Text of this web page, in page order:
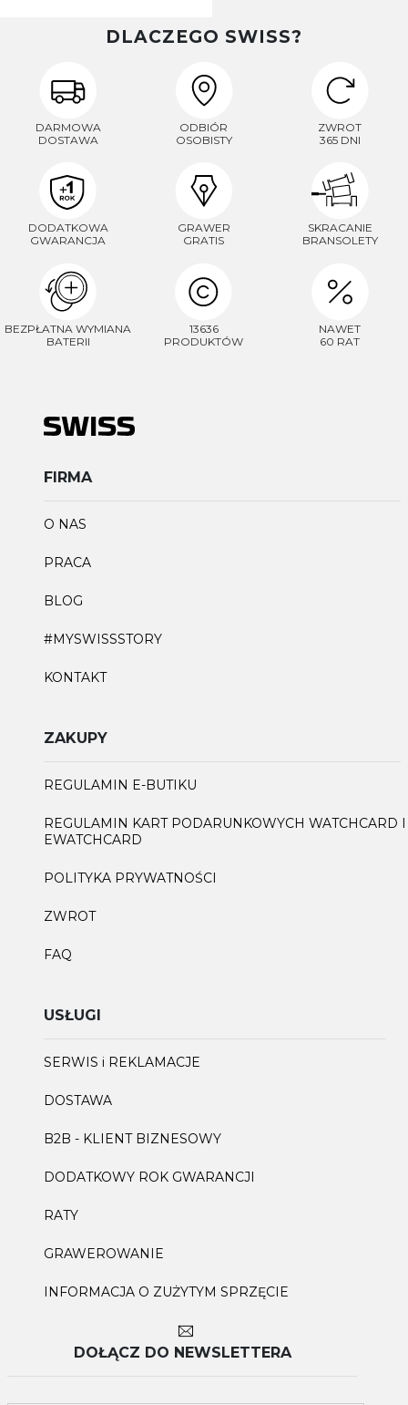
DLACZEGO SWISS?
DARMOWA
DOSTAWA
ODBIÓR
OSOBISTY
ZWROT
365 DNI
DODATKOWA
GWARANCJA
GRAWER
GRATIS
SKRACANIE
BRANSOLETY
BEZPŁATNA WYMIANA
BATERII
13636
PRODUKTÓW
NAWET
60 RAT
FIRMA
O NAS
PRACA
BLOG
#MYSWISSSTORY
KONTAKT
ZAKUPY
REGULAMIN E-BUTIKU
REGULAMIN KART PODARUNKOWYCH WATCHCARD I
EWATCHCARD
POLITYKA PRYWATNOŚCI
ZWROT
FAQ
USŁUGI
SERWIS i REKLAMACJE
DOSTAWA
B2B - KLIENT BIZNESOWY
DODATKOWY ROK GWARANCJI
RATY
GRAWEROWANIE
INFORMACJA O ZUŻYTYM SPRZĘCIE
DOŁĄCZ DO NEWSLETTERA